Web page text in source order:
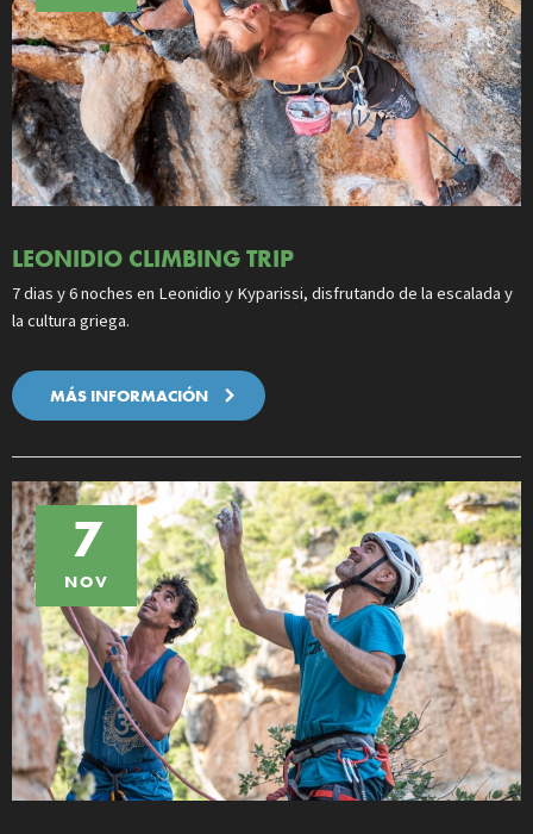
LEONIDIO CLIMBING TRIP
7 dias y 6 noches en Leonidio y Kyparissi, disfrutando de la escalada y
la cultura griega.
MÁS INFORMACIÓN
7
NOV